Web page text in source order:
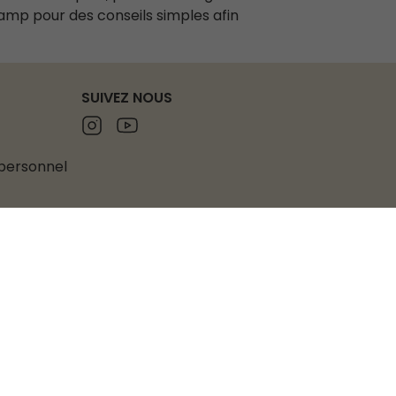
pour des conseils simples afin
SUIVEZ NOUS
Instagram
Youtube